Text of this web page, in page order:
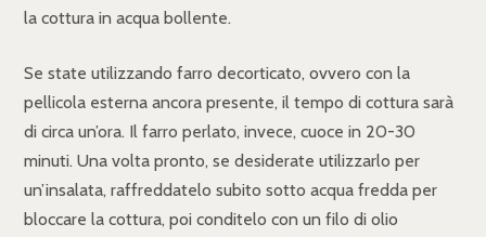
la cottura in acqua bollente.
Se state utilizzando farro decorticato, ovvero con la
pellicola esterna ancora presente, il tempo di cottura sarà
di circa un’ora. Il farro perlato, invece, cuoce in 20-30
minuti. Una volta pronto, se desiderate utilizzarlo per
un’insalata, raffreddatelo subito sotto acqua fredda per
bloccare la cottura, poi conditelo con un filo di olio